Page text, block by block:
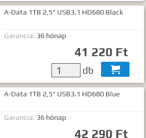
esetben használhatja az idézőjeleket:
"szó1 szó2 szó..."
A-Data 1TB 2,5" USB3.1 HD680 Black
Garancia: 36 hónap
41 220 Ft
db 
A-Data 1TB 2,5" USB3.1 HD680 Blue
Garancia: 36 hónap
42 290 Ft